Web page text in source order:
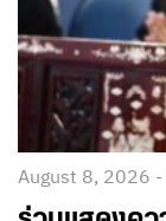
August 8, 2026